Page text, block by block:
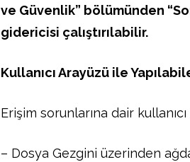
ve Güvenlik” bölümünden
gidericisi çalıştırılabilir.
Kullanıcı Arayüzü ile
Erişim sorunlarına dair
– Dosya Gezgini üzerinden